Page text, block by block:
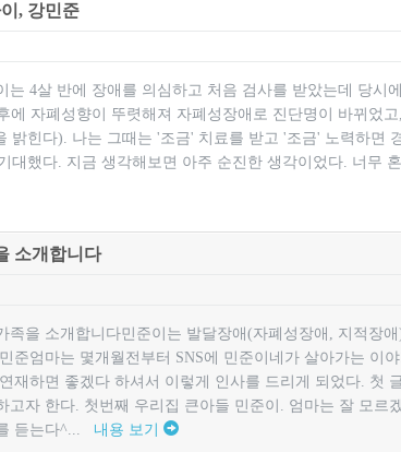
, 강민준
4살 반에 장애를 의심하고 처음 검사를 받았는데 당시
에 자폐성향이 뚜렷해져 자폐성장애로 진단명이 바뀌었고,
밝힌다). 나는 그때는 '조금' 치료를 받고 '조금' 노력하면
대했다. 지금 생각해보면 아주 순진한 생각이었다. 너무
소개합니다
족을 소개합니다민준이는 발달장애(자폐성장애, 지적장
준엄마는 몇개월전부터 SNS에 민준이네가 살아가는 이
재하면 좋겠다 하셔서 이렇게 인사를 드리게 되었다. 첫
고자 한다. 첫번째 우리집 큰아들 민준이. 엄마는 잘 모르
듣는다^... 내용 보기